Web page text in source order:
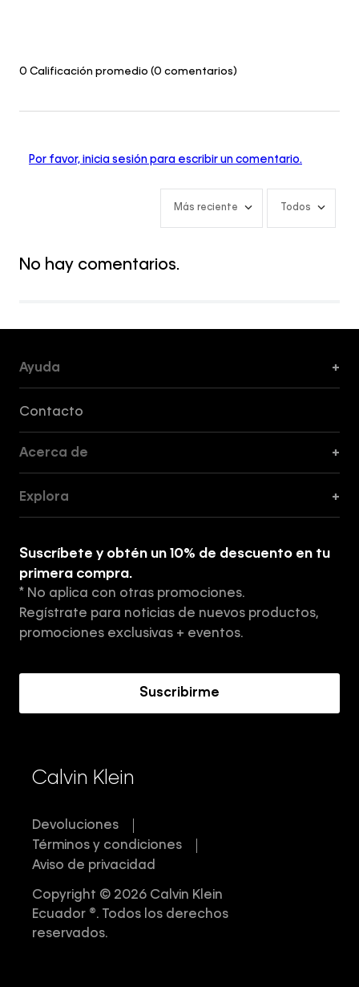
0 Calificación promedio (0 comentarios)
Por favor, inicia sesión para escribir un comentario.
Más reciente Todos
No hay comentarios.
Ayuda +
Contacto
Acerca de +
Tiendas
Aviso de privacidad
Términos y Condiciones
Explora +
Suscríbete y obtén un 10% de descuento en tu
primera compra.
* No aplica con otras promociones.
Regístrate para noticias de nuevos productos,
promociones exclusivas + eventos.
Suscribirme
Calvin Klein
Devoluciones
Términos y condiciones
Aviso de privacidad
Copyright © 2026 Calvin Klein
Ecuador ®. Todos los derechos
reservados.